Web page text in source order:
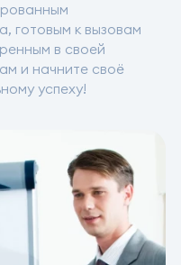
готовым к вызовам
в своей
и начните своё
успеху!